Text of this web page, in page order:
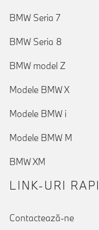
BMW Seria 7
BMW Seria 8
BMW model Z
Modele BMW X
Modele BMW i
Modele BMW M
BMW XM
LINK-URI
Contactează-ne